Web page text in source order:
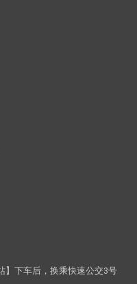
】下车后，换乘快速公交3号